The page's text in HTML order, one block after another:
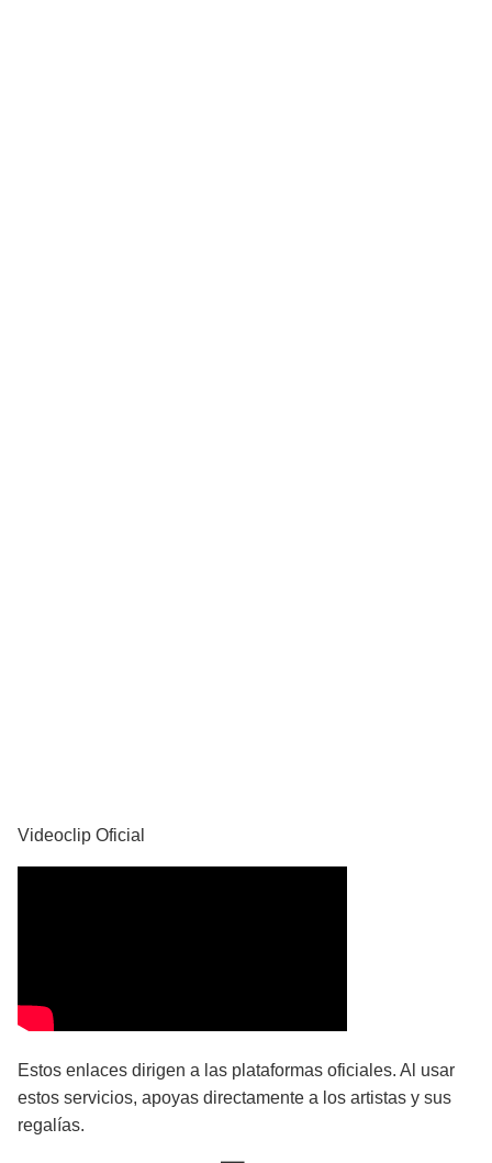
Videoclip Oficial
Estos enlaces dirigen a las plataformas oficiales. Al usar
estos servicios, apoyas directamente a los artistas y sus
regalías.